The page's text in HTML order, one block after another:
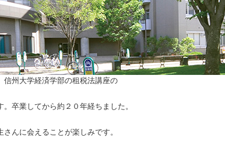
信州大学経済学部の租税法講座の
卒業してから約２０年経ちました。
んに会えることが楽しみです。